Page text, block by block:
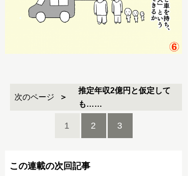
次のページ
推定年収2億円と仮定して
も……
1 2 3
この連載の次回記事